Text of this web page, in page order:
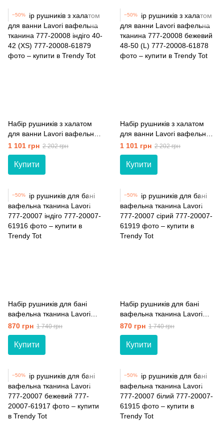
−50%
Набір рушників з халатом
для ванни Lavori вафельна
тканина 777-20008 індіго 40-
42 (XS)
1 101 грн 2 202 грн
Купити
−50%
Набір рушників з халатом
для ванни Lavori вафельна
тканина 777-20008 бежевий
48-50 (L)
1 101 грн 2 202 грн
Купити
−50%
Набір рушників для бані
вафельна тканина Lavori
777-20007 індіго
870 грн 1 740 грн
Купити
−50%
Набір рушників для бані
вафельна тканина Lavori
777-20007 сірий
870 грн 1 740 грн
Купити
−50% −50%